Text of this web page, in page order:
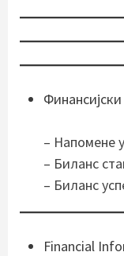
– Напомене
– Биланс
– Биланс
Financial